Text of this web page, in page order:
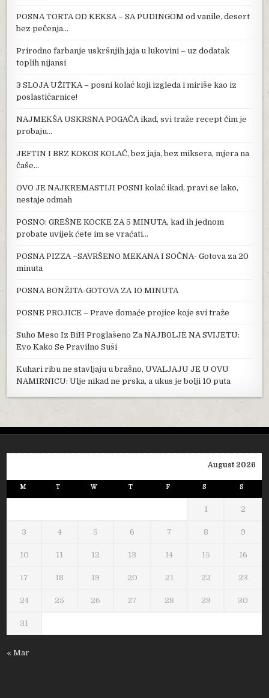
POSNA TORTA OD KEKSA – SA PUDINGOM od vanile, desert
bez pečenja…
Prirodno farbanje uskršnjih jaja u lukovini – uz dodatak
toplih nijansi
3 SLOJA UŽITKA – posni kolač koji izgleda i miriše kao iz
poslastičarnice!
NAJMEKŠA USKRSNA POGAČA ikad, svi traže recept čim je
probaju…
JEFTIN I BRZ KOKOS KOLAČ, bez jaja, bez miksera, mjera na
čaše…
OVO JE NAJKREMASTIJI POSNI kolač ikad, pravi se lako,
nestaje odmah
POSNO: GREŠNE KOCKE ZA 5 MINUTA, kad ih jednom
probate uvijek ćete im se vraćati…
POSNA PIZZA –SAVRŠENO MEKANA I SOČNA- Gotova za 20
minuta
POSNA BONŽITA-GOTOVA ZA 10 MINUTA
POSNE PROJICE – Prave domaće projice koje svi traže
Suho Meso Iz BiH Proglašeno Za NAJB0LJE NA SVIJETU:
Evo Kako Se Pravilno Suši
Kuhari ribu ne stavljaju u brašno, UVALJAJU JE U OVU
NAMIRNICU: Ulje nikad ne prska, a ukus je bolji 10 puta
August 2026
M T W T F S S
1 2
3 4 5 6 7 8 9
10 11 12 13 14 15 16
17 18 19 20 21 22 23
24 25 26 27 28 29 30
31
« Mar